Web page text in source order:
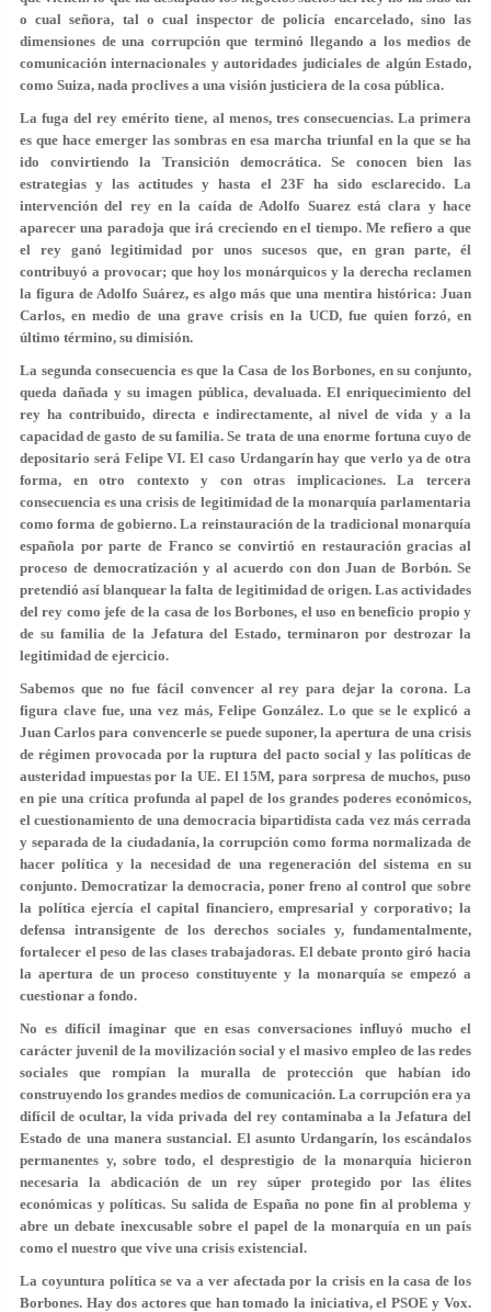
o cual señora, tal o cual inspector de policía encarcelado, sino las
dimensiones de una corrupción que terminó llegando a los medios de
comunicación internacionales y autoridades judiciales de algún Estado,
como Suiza, nada proclives a una visión justiciera de la cosa pública.
La fuga del rey emérito tiene, al menos, tres consecuencias. La primera
es que hace emerger las sombras en esa marcha triunfal en la que se ha
ido convirtiendo la Transición democrática. Se conocen bien las
estrategias y las actitudes y hasta el 23F ha sido esclarecido. La
intervención del rey en la caída de Adolfo Suarez está clara y hace
aparecer una paradoja que irá creciendo en el tiempo. Me refiero a que
el rey ganó legitimidad por unos sucesos que, en gran parte, él
contribuyó a provocar; que hoy los monárquicos y la derecha reclamen
la figura de Adolfo Suárez, es algo más que una mentira histórica: Juan
Carlos, en medio de una grave crisis en la UCD, fue quien forzó, en
último término, su dimisión.
La segunda consecuencia es que la Casa de los Borbones, en su conjunto,
queda dañada y su imagen pública, devaluada. El enriquecimiento del
rey ha contribuido, directa e indirectamente, al nivel de vida y a la
capacidad de gasto de su familia. Se trata de una enorme fortuna cuyo de
depositario será Felipe VI. El caso Urdangarín hay que verlo ya de otra
forma, en otro contexto y con otras implicaciones. La tercera
consecuencia es una crisis de legitimidad de la monarquía parlamentaria
como forma de gobierno. La reinstauración de la tradicional monarquía
española por parte de Franco se convirtió en restauración gracias al
proceso de democratización y al acuerdo con don Juan de Borbón. Se
pretendió así blanquear la falta de legitimidad de origen. Las actividades
del rey como jefe de la casa de los Borbones, el uso en beneficio propio y
de su familia de la Jefatura del Estado, terminaron por destrozar la
legitimidad de ejercicio.
Sabemos que no fue fácil convencer al rey para dejar la corona. La
figura clave fue, una vez más, Felipe González. Lo que se le explicó a
Juan Carlos para convencerle se puede suponer, la apertura de una crisis
de régimen provocada por la ruptura del pacto social y las políticas de
austeridad impuestas por la UE. El 15M, para sorpresa de muchos, puso
en pie una crítica profunda al papel de los grandes poderes económicos,
el cuestionamiento de una democracia bipartidista cada vez más cerrada
y separada de la ciudadanía, la corrupción como forma normalizada de
hacer política y la necesidad de una regeneración del sistema en su
conjunto. Democratizar la democracia, poner freno al control que sobre
la política ejercía el capital financiero, empresarial y corporativo; la
defensa intransigente de los derechos sociales y, fundamentalmente,
fortalecer el peso de las clases trabajadoras. El debate pronto giró hacia
la apertura de un proceso constituyente y la monarquía se empezó a
cuestionar a fondo.
No es difícil imaginar que en esas conversaciones influyó mucho el
carácter juvenil de la movilización social y el masivo empleo de las redes
sociales que rompían la muralla de protección que habían ido
construyendo los grandes medios de comunicación. La corrupción era ya
difícil de ocultar, la vida privada del rey contaminaba a la Jefatura del
Estado de una manera sustancial. El asunto Urdangarín, los escándalos
permanentes y, sobre todo, el desprestigio de la monarquía hicieron
necesaria la abdicación de un rey súper protegido por las élites
económicas y políticas. Su salida de España no pone fin al problema y
abre un debate inexcusable sobre el papel de la monarquía en un país
como el nuestro que vive una crisis existencial.
La coyuntura política se va a ver afectada por la crisis en la casa de los
Borbones. Hay dos actores que han tomado la iniciativa, el PSOE y Vox.